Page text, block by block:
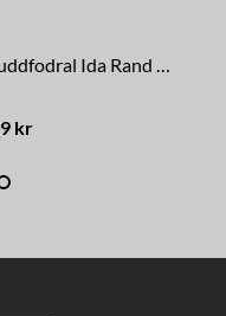
Kuddfodral Ida Rand Blå/Vit
kr